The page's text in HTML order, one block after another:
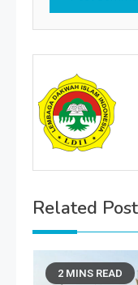
Related
2 MINS READ